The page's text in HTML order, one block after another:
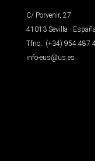
C/ Porvenir, 27
41013 Sevilla · España
Tfno.: (+34) 954 487
info-eus@us.es